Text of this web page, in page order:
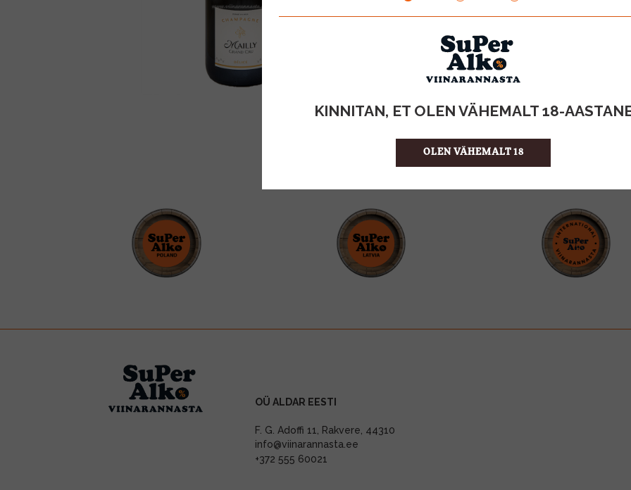
KINNITAN, ET OLEN VÄHEMALT 18-
OLEN VÄHEMALT 18
ÜHIKU HIND
OÜ ALDAR EESTI
F. G. Adoffi 11, Rakvere, 44310
info@viinarannasta.ee
+372 555 60021